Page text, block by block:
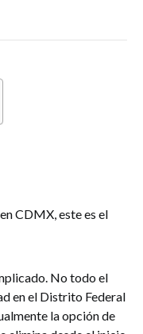
CDMX, este es el
No todo el
en el Distrito Federal
la opción de